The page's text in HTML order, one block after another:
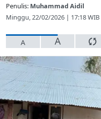
Penulis: Muhammad Aidil
Minggu, 22/02/2026 | 17:18 WIB
A A